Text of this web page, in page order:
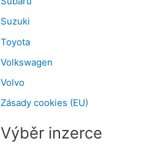
Suzuki
Toyota
Volkswagen
Volvo
Zásady cookies (EU)
Výběr inzerce